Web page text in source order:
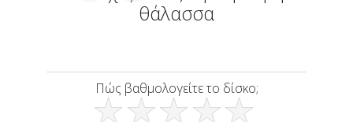
θάλασσα
Πώς βαθμολογείτε το δίσκο;